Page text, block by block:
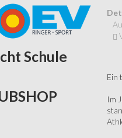
Ein
Im
Schule